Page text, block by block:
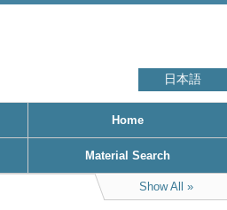
日本語
Home
Material Search
Show All